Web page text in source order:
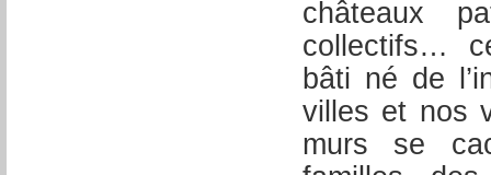
châteaux
collectifs…
bâti né de
villes et nos
murs se